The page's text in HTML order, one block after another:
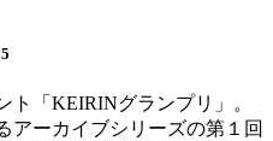
ト「KEIRINグランプリ」。
アーカイブシリーズの第１回